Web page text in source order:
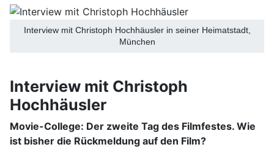
Interview mit Christoph Hochhäusler in seiner Heimatstadt,
München
Interview mit Christoph
Hochhäusler
Movie-College: Der zweite Tag des Filmfestes. Wie
ist bisher die Rückmeldung auf den Film?